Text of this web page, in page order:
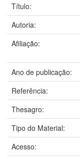
Título:
Autoria:
Afiliação:
Ano de publicação:
Referência:
Thesagro:
Tipo do Material:
Acesso: